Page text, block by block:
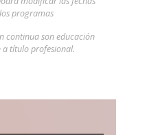
programas
continua son educación
título profesional.